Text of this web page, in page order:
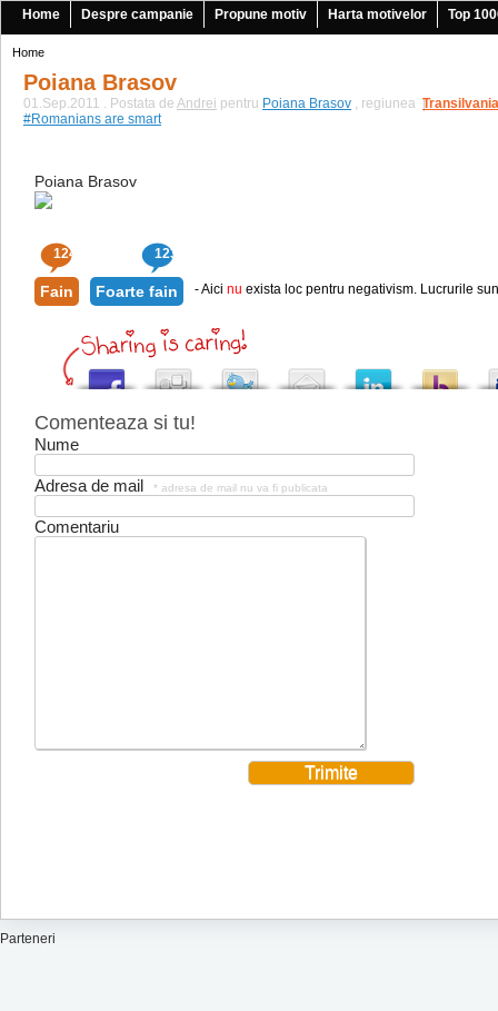
Home Despre campanie Propune motiv Harta motivelor Top
Home
Poiana Brasov
01.Sep.2011 . Postata de Andrei pentru Poiana Brasov , regiunea Transilvania
|
#Romanians are smart
Poiana Brasov
124 123
Fain Foarte fain - Aici nu exista loc pentru negativism. Lucrurile
Comenteaza si tu!
Nume
Adresa de mail * adresa de mail nu va fi publicata
Comentariu
Parteneri